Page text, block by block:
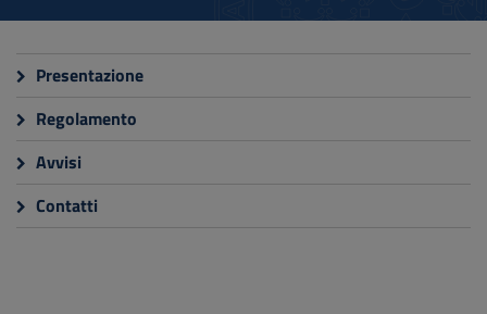
sito
al
Footer
Presentazione
Regolamento
Avvisi
Contatti